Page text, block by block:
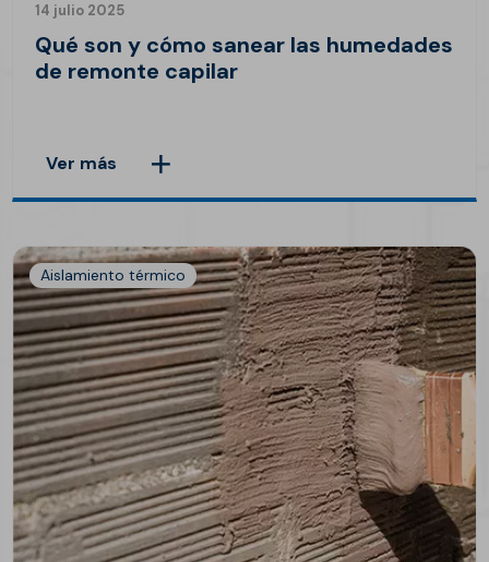
14 julio 2025
Qué son y cómo sanear las humedades
de remonte capilar
Ver más
Aislamiento térmico